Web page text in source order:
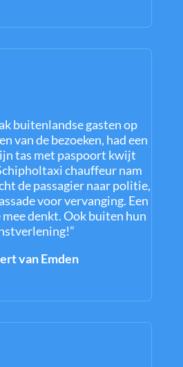
buitenlandse gasten op
van de bezoeken, had een
tas met paspoort kwijt
chauffeur nam
de passagier naar politie,
voor vervanging. Een
denkt. Ook buiten hun
van Emden